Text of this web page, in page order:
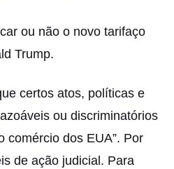
ou não o novo tarifaço
Trump.
certos atos, políticas e
ou discriminatórios
comércio dos EUA”. Por
de ação judicial. Para